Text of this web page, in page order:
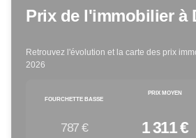
Prix de l'immobilier à
Retrouvez l'évolution et la carte des prix
2026
FOURCHETTE BASSE
787 €
PRIX MOYEN
1 311 €